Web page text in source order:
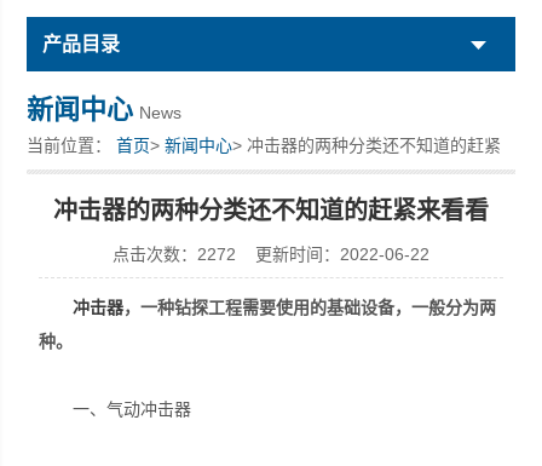
宣化县瑞科钻孔机械厂
产品目录
新闻中心 News
当前位置：首页>新闻中心> 冲击器的两种分类还不知道的赶紧
来看看
冲击器的两种分类还不知道的赶紧来看看
点击次数：2272 更新时间：2022-06-22
冲击器，一种钻探工程需要使用的基础设备，一般分为两
种。
一、气动冲击器